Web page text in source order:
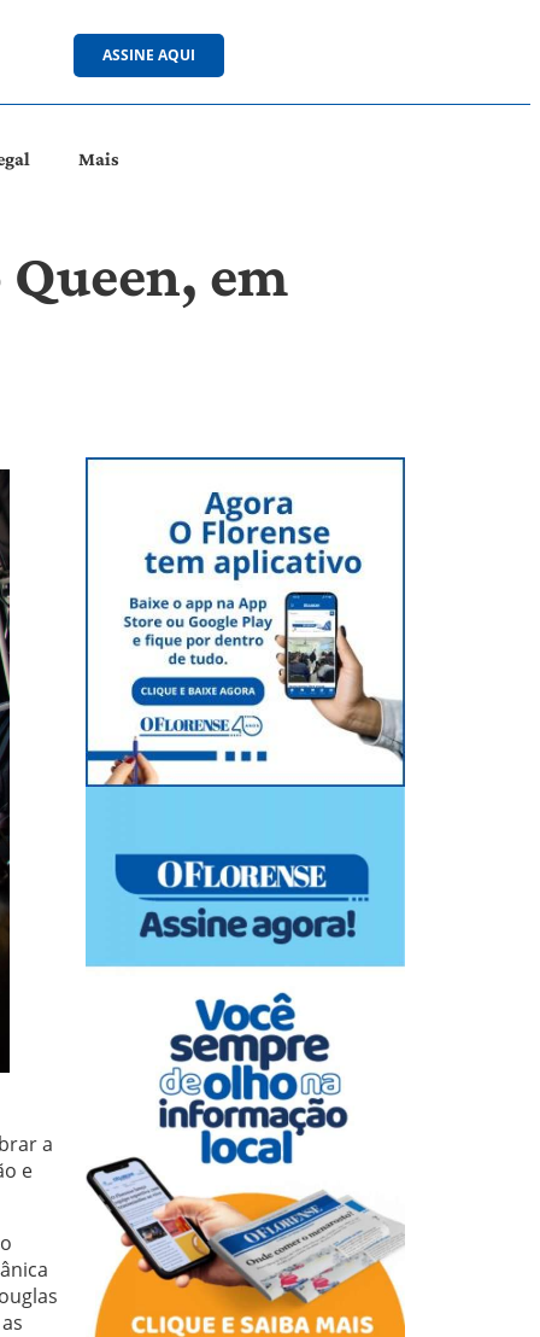
ASSINE AQUI
Mais
em
a
e